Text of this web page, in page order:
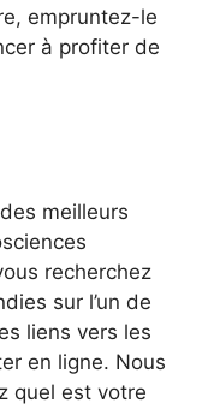
empruntez-le
à profiter de
meilleurs
recherchez
sur l’un de
liens vers les
en ligne. Nous
quel est votre